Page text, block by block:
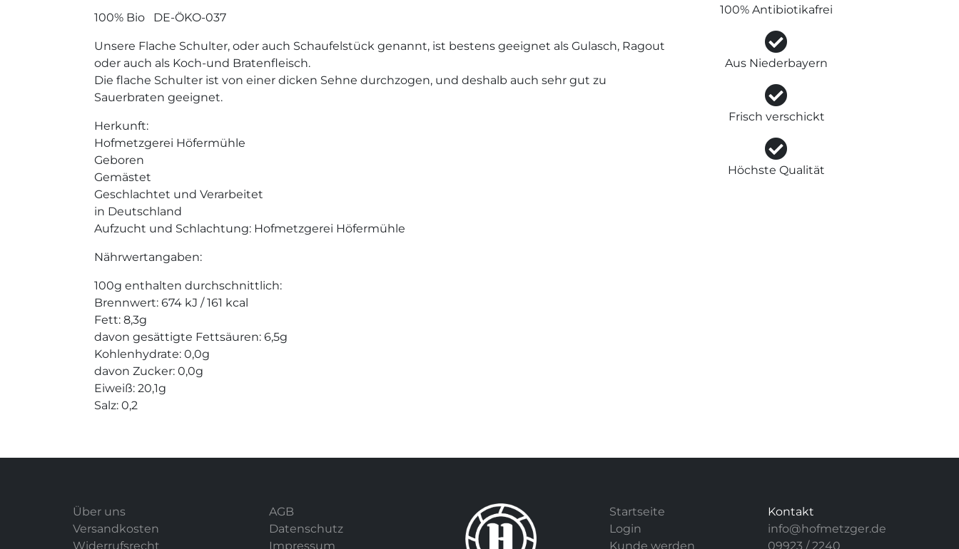
100% Bio DE-ÖKO-037
Unsere Flache Schulter, oder auch Schaufelstück genannt, ist bestens geeignet als Gulasch, Ragout
oder auch als Koch-und Bratenfleisch.
Die flache Schulter ist von einer dicken Sehne durchzogen, und deshalb auch sehr gut zu
Sauerbraten geeignet.
Herkunft:
Hofmetzgerei Höfermühle
Geboren
Gemästet
Geschlachtet und Verarbeitet
in Deutschland
Aufzucht und Schlachtung: Hofmetzgerei Höfermühle
Nährwertangaben:
100g enthalten durchschnittlich:
Brennwert: 674 kJ / 161 kcal
Fett: 8,3g
davon gesättigte Fettsäuren: 6,5g
Kohlenhydrate: 0,0g
davon Zucker: 0,0g
Eiweiß: 20,1g
Salz: 0,2
100% Antibiotikafrei
Aus Niederbayern
Frisch verschickt
Höchste Qualität
Über uns
Versandkosten
Widerrufsrecht
AGB
Datenschutz
Impressum
Startseite
Login
Kunde werden
Kontakt
info@hofmetzger.de
09923 / 2240